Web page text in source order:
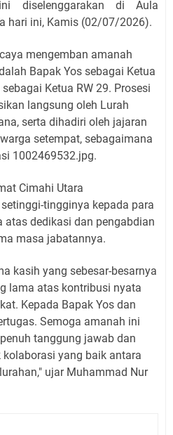
diselenggarakan di Aula
hari ini, Kamis (02/07/2026).
mengemban amanah
Bapak Yos sebagai Ketua
Ketua RW 29. Prosesi
langsung oleh Lurah
serta dihadiri oleh jajaran
setempat, sebagaimana
1002469532.jpg.
Cimahi Utara
tingginya kepada para
atas dedikasi dan pengabdian
masa jabatannya.
kasih yang sebesar-besarnya
lama atas kontribusi nyata
Kepada Bapak Yos dan
Semoga amanah ini
tanggung jawab dan
yang baik antara
ujar Muhammad Nur